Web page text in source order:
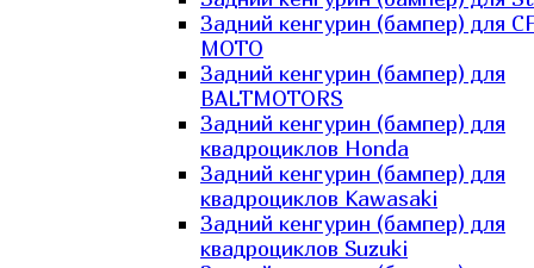
Задний кенгурин (бампер) для
MOTO
Задний кенгурин (бампер) для
BALTMOTORS
Задний кенгурин (бампер) для
квадроциклов Honda
Задний кенгурин (бампер) для
квадроциклов Kawasaki
Задний кенгурин (бампер) для
квадроциклов Suzuki